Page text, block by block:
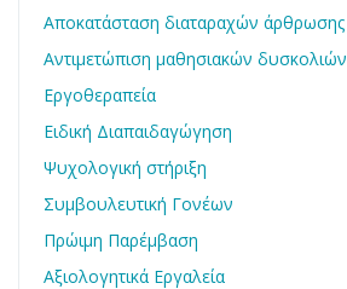
Αποκατάσταση διαταραχών
Αντιμετώπιση μαθησιακών δυσκολιών
Εργοθεραπεία
Ειδική Διαπαιδαγώγηση
Ψυχολογική στήριξη
Συμβουλευτική Γονέων
Πρώιμη Παρέμβαση
Αξιολογητικά Εργαλεία